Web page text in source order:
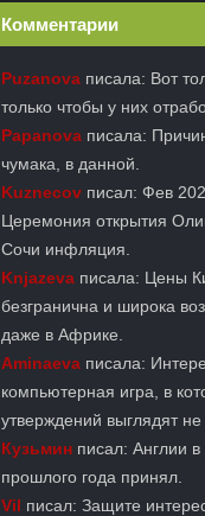
Комментарии
Puzanova писала: Вот
только чтобы у них
Papanova писала:
чумака, в данной.
Kuznecov писал: Фев
Церемония открытия
Сочи инфляция.
Knjazeva писала: Цены
безгранична и широка
даже в Африке.
Aminaeva писала:
компьютерная игра, в
утверждений выглядят
Кузьмин писал: Англии в
прошлого года принял.
Vil писал: Защите